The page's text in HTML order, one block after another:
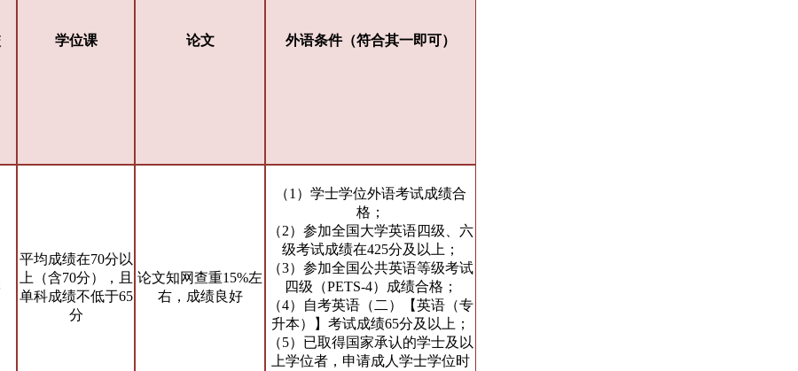
学位课 论文 外语条件（符合其一即可）
平均成绩在70分以
上（含70分），且
单科成绩不低于65
分
论文知网查重15%左
右，成绩良好
（1）学士学位外语考试成绩合
格；
（2）参加全国大学英语四级、六
级考试成绩在425分及以上；
（3）参加全国公共英语等级考试
四级（PETS-4）成绩合格；
（4）自考英语（二）【英语（专
升本）】考试成绩65分及以上；
（5）已取得国家承认的学士及以
上学位者，申请成人学士学位时